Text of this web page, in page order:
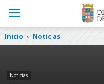
Inicio Noticias
Noticias